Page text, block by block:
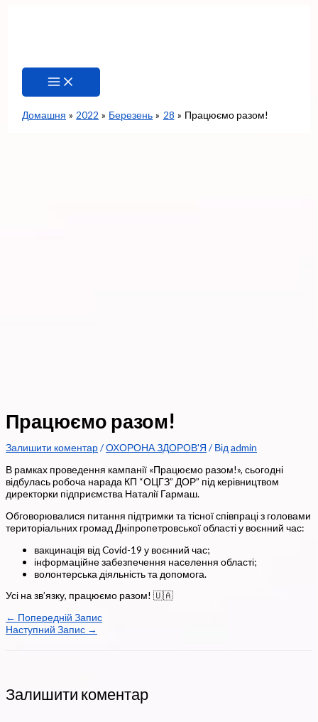
Домашня 2022 Березень 28 Працюємо разом!
Працюємо разом!
Залишити коментар/ОХОРОНА ЗДОРОВ'Я / Від admin
В рамках проведення кампанії «Працюємо разом!», сьогодні
відбулась робоча нарада КП “ОЦГЗ” ДОР” під керівництвом
директорки підприємства Наталії Гармаш.
Обговорювалися питання підтримки та тісної співпраці з головами
територіальних громад Дніпропетровської області у воєнний час:
вакцинація від Covid-19 у воєнний час;
інформаційне забезпечення населення області;
волонтерська діяльність та допомога.
Усі на зв’язку, працюємо разом! 🇺🇦
← Попередній Запис
Наступний Запис →
Залишити коментар